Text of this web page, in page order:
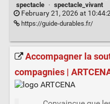
spectacle
· spectacle_vivant
February 21, 2026 at
https://guide-durables.fr/
Accompagner la
compagnies |